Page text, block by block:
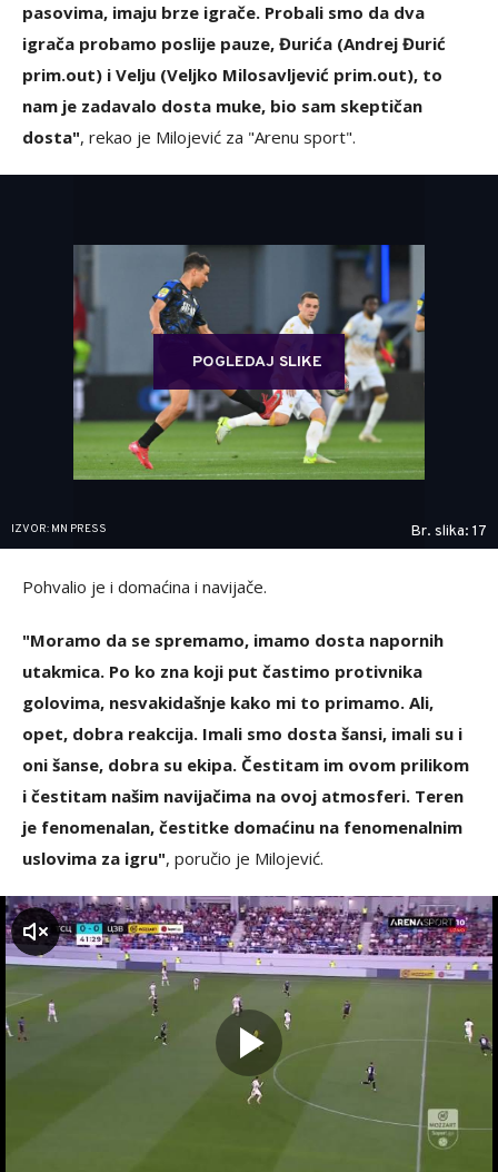
pasovima, imaju brze igrače. Probali smo da dva
igrača probamo poslije pauze, Đurića (Andrej Đurić
prim.out) i Velju (Veljko Milosavljević prim.out), to
nam je zadavalo dosta muke, bio sam skeptičan
dosta", rekao je Milojević za "Arenu sport".
POGLEDAJ SLIKE
IZVOR: MN PRESS Br. slika: 17
Pohvalio je i domaćina i navijače.
"Moramo da se spremamo, imamo dosta napornih
utakmica. Po ko zna koji put častimo protivnika
golovima, nesvakidašnje kako mi to primamo. Ali,
opet, dobra reakcija. Imali smo dosta šansi, imali su i
oni šanse, dobra su ekipa. Čestitam im ovom prilikom
i čestitam našim navijačima na ovoj atmosferi. Teren
je fenomenalan, čestitke domaćinu na fenomenalnim
uslovima za igru", poručio je Milojević.